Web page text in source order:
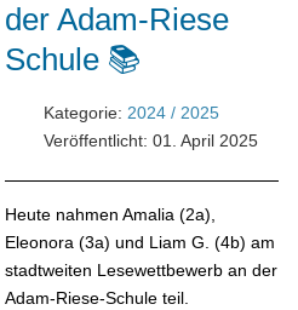
der Adam-Riese
Schule 📚
Kategorie:2024 / 2025
Veröffentlicht: 01. April 2025
Heute nahmen Amalia (2a),
Eleonora (3a) und Liam G. (4b) am
stadtweiten Lesewettbewerb an der
Adam-Riese-Schule teil.